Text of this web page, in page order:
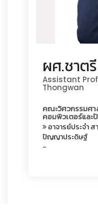
ผศ.ชาต
Assistant
Thongwan
คณะวิศวกรรมศา
คอมพิวเตอร์แล
อาจารย์ประจำส
ปัญญาประดิษฐ์
-